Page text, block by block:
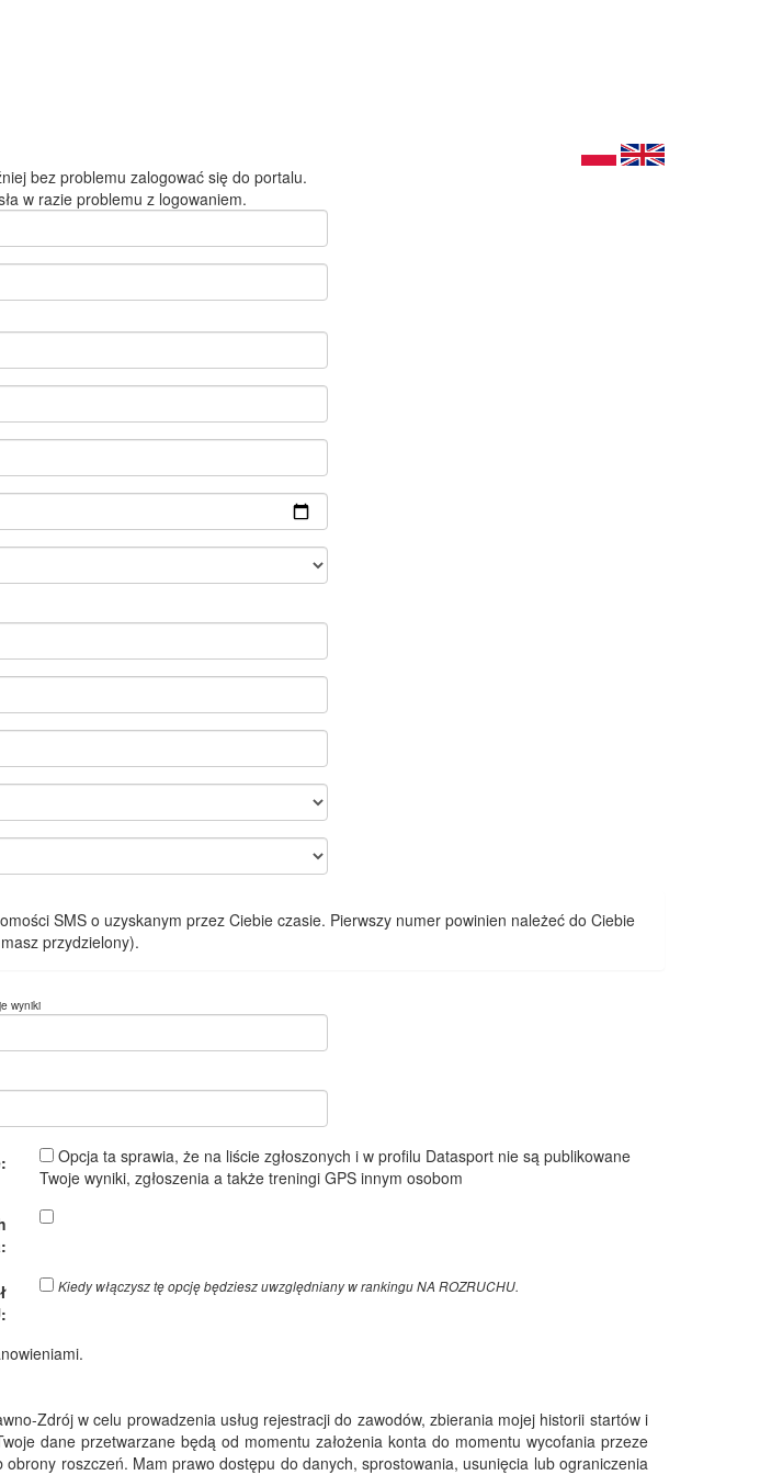
bez problemu zalogować się do portalu.
w razie problemu z logowaniem.
SMS o uzyskanym przez Ciebie czasie. Pierwszy numer powinien należeć do Ciebie
przydzielony).
wyniki
Opcja ta sprawia, że na liście zgłoszonych i w profilu Datasport nie są publikowane
Twoje wyniki, zgłoszenia a także treningi GPS innym osobom
Kiedy włączysz tę opcję będziesz uwzględniany w rankingu NA ROZRUCHU.
Zdrój w celu prowadzenia usług rejestracji do zawodów, zbierania mojej historii startów i
dane przetwarzane będą od momentu założenia konta do momentu wycofania przeze
roszczeń. Mam prawo dostępu do danych, sprostowania, usunięcia lub ograniczenia